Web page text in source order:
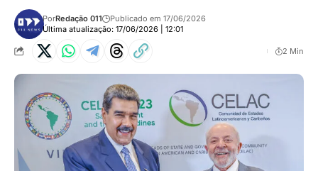
Última atualização: 17/06/2026 | 12:01
PorRedação 011 Publicado em 17/06/2026
2 Min